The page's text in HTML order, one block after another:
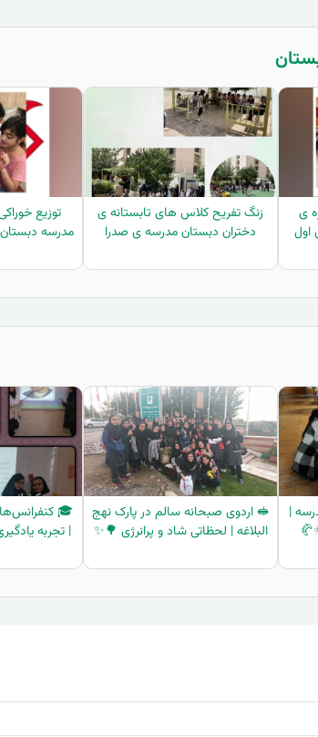
ی
اول
زنگ تفریح کلاس های تابستانه ی
دختران دبستان مدرسه ی صدرا
توزیع
مدرسه دبستان
|
🥪 اردوی صبحانه سالم در پارک نهج
البلاغه | لحظاتی شاد و پرانرژی 🌳✨
🎓
| تجربه